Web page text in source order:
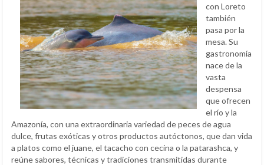
con Loreto
también
pasa por la
mesa. Su
gastronomía
nace de la
vasta
despensa
que ofrecen
el río y la
Amazonía, con una extraordinaria variedad de peces de agua
dulce, frutas exóticas y otros productos autóctonos, que dan vida
a platos como el juane, el tacacho con cecina o la patarashca, y
reúne sabores, técnicas y tradiciones transmitidas durante